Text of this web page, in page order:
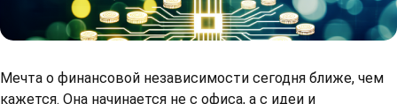
Мечта о финансовой независимости сегодня ближе, чем
кажется. Она начинается не с офиса, а с идеи и